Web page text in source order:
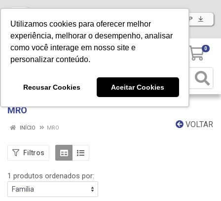
Utilizamos cookies para oferecer melhor
experiência, melhorar o desempenho, analisar
como você interage em nosso site e
personalizar conteúdo.
Recusar Cookies Aceitar Cookies
Baixe já nosso APP
0
MRO
VOLTAR
INÍCIO MRO
Filtros
1 produtos ordenados por: